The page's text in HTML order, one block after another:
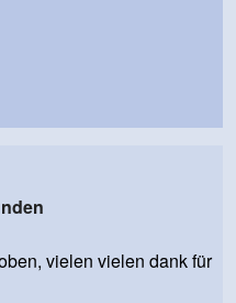
vielen vielen dank für